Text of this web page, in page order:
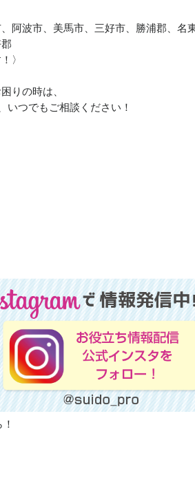
阿波市、美馬市、三好市、勝浦郡、名
〉
りの時は、
いつでもご相談ください！